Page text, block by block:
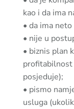
kao i da ima
• da ima
• nije u
• biznis plan
profitabilnost
posjeduje);
• pismo
usluga